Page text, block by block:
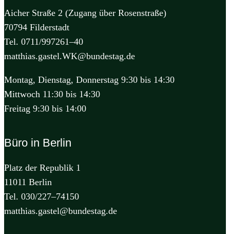
Aicher Straße 2 (Zugang über Rosenstraße)
70794 Filderstadt
Tel. 0711/997261–40
matthias.gastel.WK@bundestag.de
Montag, Dienstag, Donnerstag 9:30 bis 14:30
Mittwoch 11:30 bis 14:30
Freitag 9:30 bis 14:00
Büro in Berlin
Platz der Republik 1
11011 Berlin
Tel. 030/227–74150
matthias.gastel@bundestag.de